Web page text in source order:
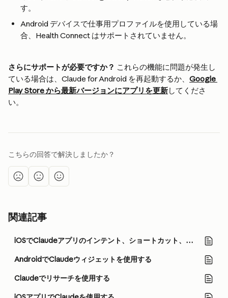
す。
Android デバイスで仕事用プロファイルを使用している場
合、Health Connect はサポートされていません。
さらにサポートが必要ですか？ これらの機能に問題が発生し
ている場合は、Claude for Android を再起動するか、 Google
Play Store から最新バージョンにアプリを更新してくださ
い。
こちらの回答で解決しましたか？
関連記事
iOSでClaudeアプリのインテント、ショートカット、ウィジェットを使用する
AndroidでClaudeウィジェットを使用する
Claudeでリサーチを使用する